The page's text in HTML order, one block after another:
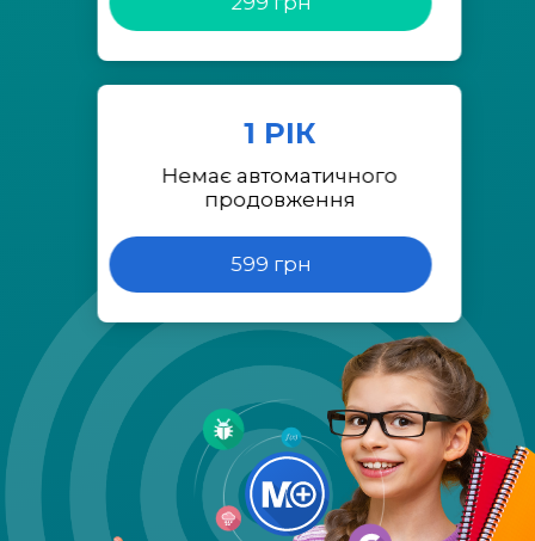
1 РІК
Немає автоматичного
продовження
599 грн